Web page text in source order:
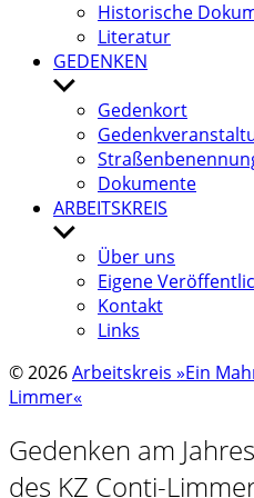
Histo­ri­sche
Lite­ra­tur
GEDENKEN
Untermenü
anzeigenGedenk­ort
Doku­mente
ARBEITSKREIS
Untermenü
anzeigenÜber uns
Eigene
Kontakt
Links
© 2026Arbeitskreis »Ein
Limmer«
Geden­ken am
des KZ Conti-